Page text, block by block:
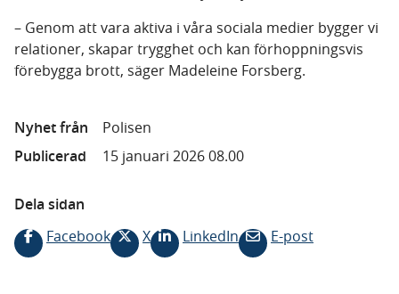
– Genom att vara aktiva i våra sociala medier bygger vi
relationer, skapar trygghet och kan förhoppningsvis
förebygga brott, säger Madeleine Forsberg.
Nyhet från
Polisen
Publicerad
15 januari 2026 08.00
Dela sidan
Facebook
X LinkedIn E-post